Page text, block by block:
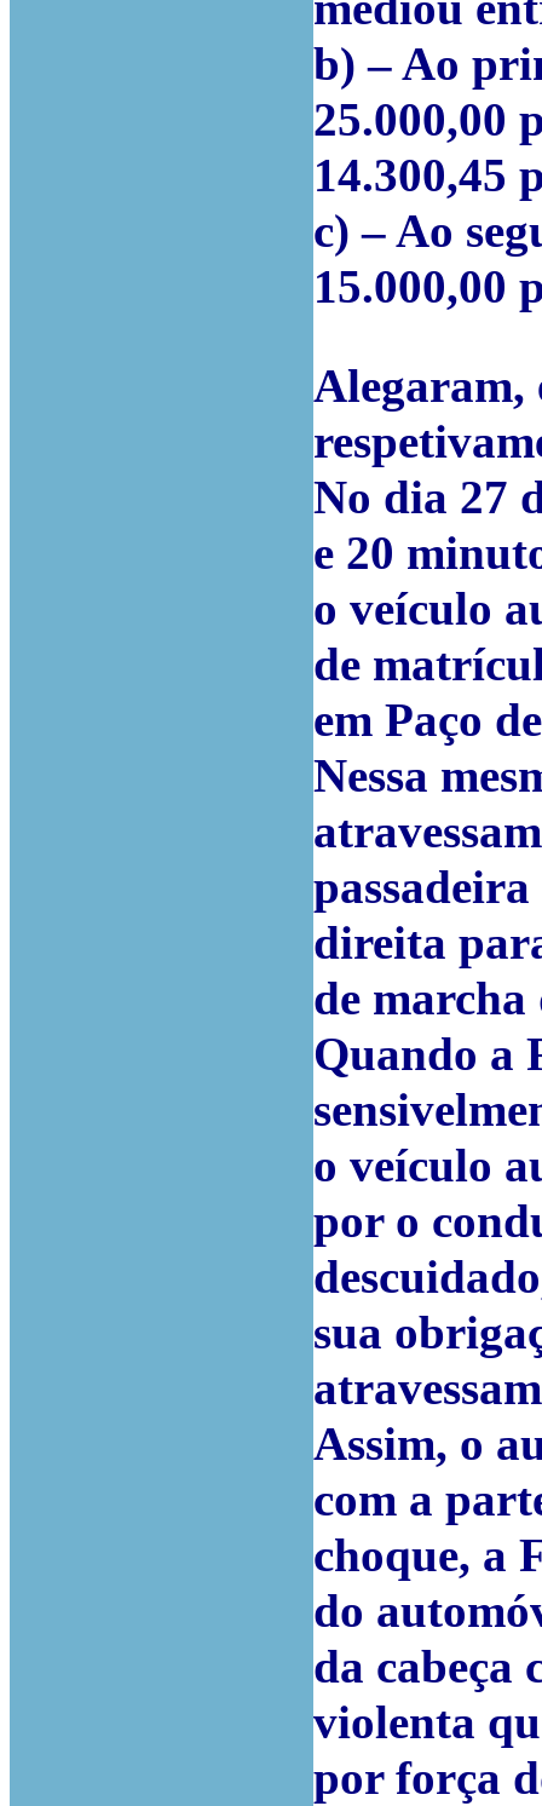
b) – Ao
25.000,00
14.300,45
c) – Ao
15.000,00
Alegaram,
No dia 27
e 20
o veículo
de
em Paço
Nessa
direita
de
Quando a
o veículo
por o
sua
Assim, o
com a
choque, a
do
da cabeça
violenta
por força